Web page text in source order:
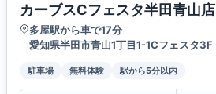
カーブスCフェスタ半田青山店
多屋駅から車で17分
愛知県半田市青山1丁目1-1Cフェスタ3F
駐車場 無料体験 駅から5分以内